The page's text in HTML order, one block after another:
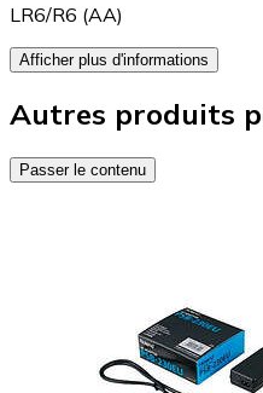
LR6/R6 (AA)
Afficher plus d'informations
Autres produits
Passer le contenu